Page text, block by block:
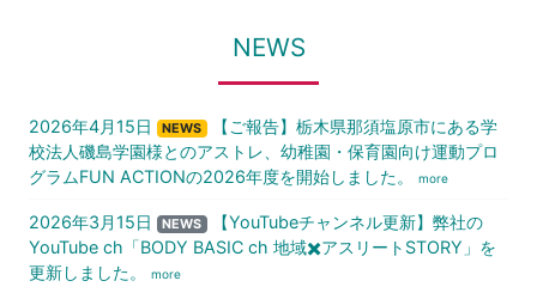
NEWS
2026年4月15日 NEWS 【ご報告】栃木県那須塩原市にある学
校法人磯島学園様とのアストレ、幼稚園・保育園向け運動プロ
グラムFUN ACTIONの2026年度を開始しました。
more
2026年3月15日 NEWS 【YouTubeチャンネル更新】弊社の
YouTube ch「BODY BASIC ch 地域✖️アスリートSTORY」を
更新しました。
more